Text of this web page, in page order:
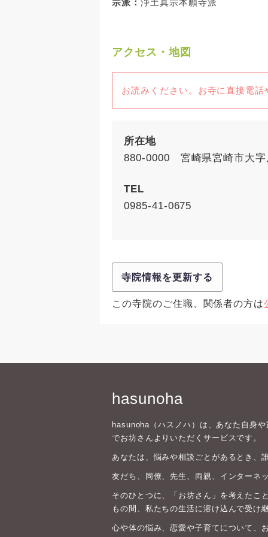
宗派： 浄土真宗本願寺派
アクセス・地図
お読みください。お寺に直接電
所在地
880-0000 宮崎県宮崎市大字
TEL
0985-41-0675
寺院情報を更新する
この寺院のご住職、関係者の方は
hasunoha
hasunoha（ハスノハ）は、あなた自身
でお坊さんよりいただくサービスです。
あなたは、悩みや相談ごとがあるとき、
友だち、同僚、先生、両親、インターネ
そのひとつに、「お坊さん」を考えたこ
もの間、私たちの生活に溶け込んで受け
心や体の悩み、恋愛や子育てについて、